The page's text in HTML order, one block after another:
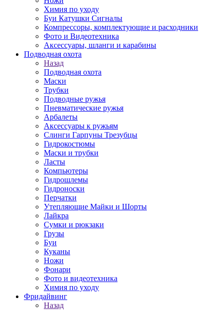
Химия по уходу
Буи Катушки Сигналы
Компрессоры, комплектующие и расходники
Фото и Видеотехника
Аксессуары, шланги и карабины
Подводная охота
Назад
Подводная охота
Маски
Трубки
Подводные ружья
Пневматические ружья
Арбалеты
Аксессуары к ружьям
Слинги Гарпуны Трезубцы
Гидрокостюмы
Маски и трубки
Ласты
Компьютеры
Гидрошлемы
Гидроноски
Перчатки
Утепляющие Майки и Шорты
Лайкра
Сумки и рюкзаки
Грузы
Буи
Куканы
Ножи
Фонари
Фото и видеотехника
Химия по уходу
Фридайвинг
Назад